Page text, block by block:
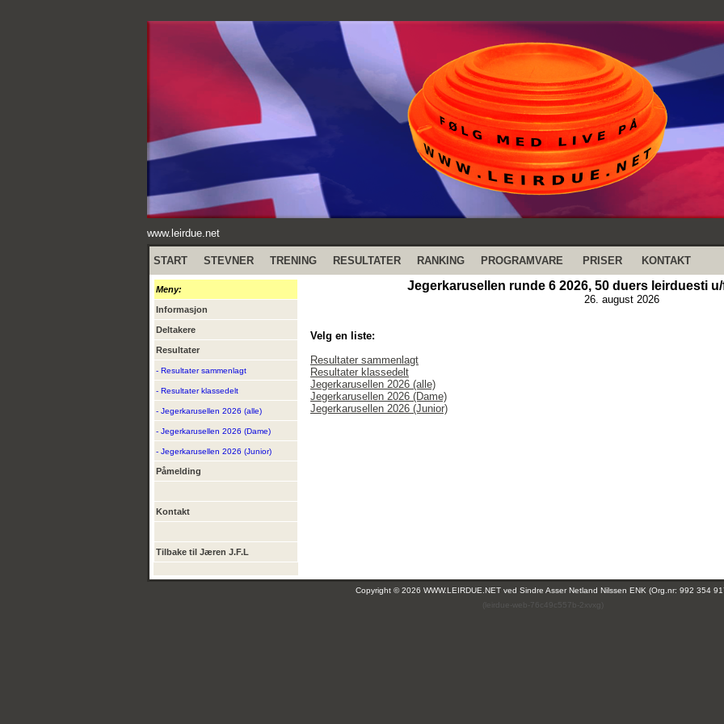
www.leirdue.net
START STEVNER TRENING RESULTATER RANKING PROGRAMVARE PRISER KONTAKT
Meny:
Informasjon
Deltakere
Resultater
- Resultater sammenlagt
- Resultater klassedelt
- Jegerkarusellen 2026 (alle)
- Jegerkarusellen 2026 (Dame)
- Jegerkarusellen 2026 (Junior)
Påmelding
Kontakt
Tilbake til Jæren J.F.L
Jegerkarusellen runde 6 2026, 50 duers leirduesti
26. august 2026
Velg en liste:
Resultater sammenlagt
Resultater klassedelt
Jegerkarusellen 2026 (alle)
Jegerkarusellen 2026 (Dame)
Jegerkarusellen 2026 (Junior)
Copyright © 2026 WWW.LEIRDUE.NET ved Sindre Asser Netland Nilssen ENK (Org.nr: 992 354
(leirdue-web-76c49c557b-2xvxg)